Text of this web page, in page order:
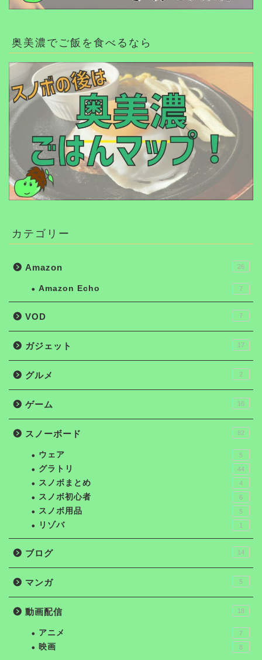
奥美濃でご飯を食べるなら
カテゴリー
Amazon 26
Amazon Echo 7
VOD 7
ガジェット 17
グルメ 2
ゲーム 16
スノーボード 82
ウェア 5
グラトリ 44
スノボまとめ 4
スノボ初心者 6
スノボ用品 5
リゾバ 1
ブログ 14
マンガ 5
動画配信 18
アニメ 7
映画 8